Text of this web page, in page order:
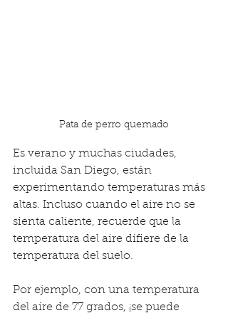
Pata de perro quemado
Es verano y muchas ciudades,
incluida San Diego, están
experimentando temperaturas más
altas. Incluso cuando el aire no se
sienta caliente, recuerde que la
temperatura del aire difiere de la
temperatura del suelo.
Por ejemplo, con una temperatura
del aire de 77 grados, ¡se puede